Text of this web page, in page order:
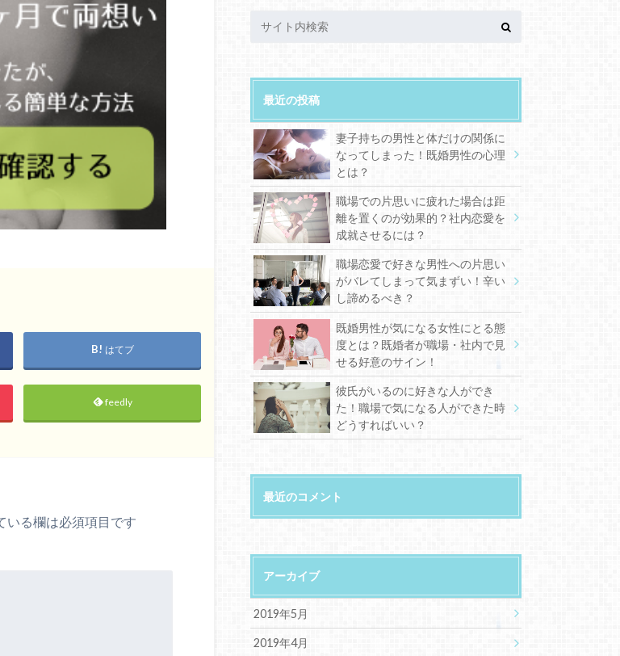
はてブ
feedly
いる欄は必須項目です
最近の投稿
妻子持ちの男性と体だけの関係に
なってしまった！既婚男性の心理
とは？
職場での片思いに疲れた場合は距
離を置くのが効果的？社内恋愛を
成就させるには？
職場恋愛で好きな男性への片思い
がバレてしまって気まずい！辛い
し諦めるべき？
既婚男性が気になる女性にとる態
度とは？既婚者が職場・社内で見
せる好意のサイン！
彼氏がいるのに好きな人ができ
た！職場で気になる人ができた時
どうすればいい？
最近のコメント
アーカイブ
2019年5月
2019年4月